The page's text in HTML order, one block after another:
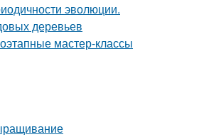
эволюции.
деревьев
мастер-классы